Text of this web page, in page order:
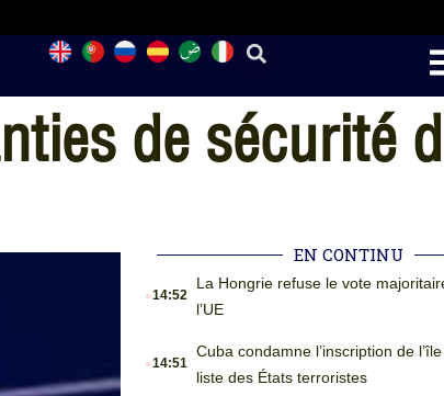
de sécurité
EN CONTINU
.14:52
La Hongrie refuse le vote
l’UE
.14:51
Cuba condamne l’inscription de
liste des États terroristes